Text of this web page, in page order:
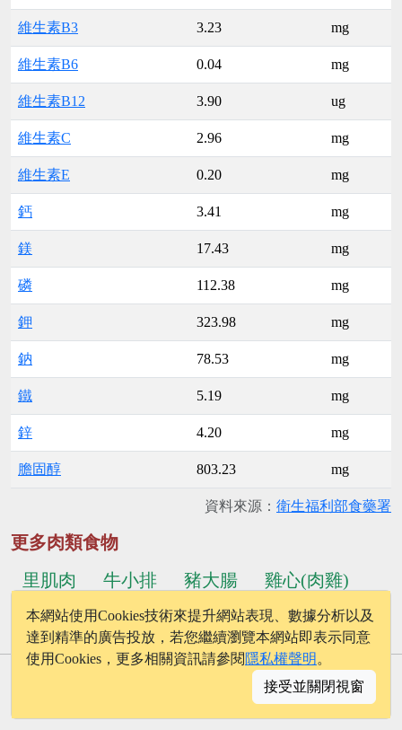
維生素B3 3.23 mg
維生素B6 0.04 mg
維生素B12 3.90 ug
維生素C 2.96 mg
維生素E 0.20 mg
鈣 3.41 mg
鎂 17.43 mg
磷 112.38 mg
鉀 323.98 mg
鈉 78.53 mg
鐵 5.19 mg
鋅 4.20 mg
膽固醇 803.23 mg
資料來源： 衛生福利部食藥署
更多肉類食物
里肌肉
牛小排 豬大腸
雞心(肉雞)
牛筋
鴨胗 ...更多食物
© 2026 - onelife.tw
隱私權政策│聯絡我們
本網站使用Cookies技術來提升網站表現、數據分析以及
達到精準的廣告投放，若您繼續瀏覽本網站即表示同意
使用Cookies，更多相關資訊請參閱 隱私權聲明 。
接受並關閉視窗